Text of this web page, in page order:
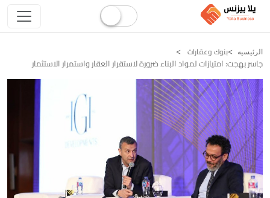
الرئيسيه بنوك وعقارات
جاسر بهجت: امتيازات لمواد البناء ضرورة لاستقرار العقار واستمرار الاستثمار